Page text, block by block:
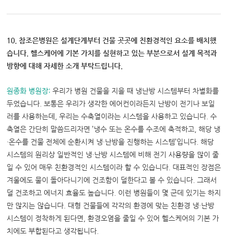
10. 참조은병원은 설계단계부터 건물 곳곳에 친환경적인 요소를 배치했
습니다. 헬스케어에 기본 가치를 실현하고 있는 부분으로서 설계 목적과
방향에 대해 자세한 소개 부탁드립니다.
원종화 병원장: 우리가 병원 건물을 지을 때 냉난방 시스템부터 차별화를
두었습니다. 보통은 우리가 생각한 에어컨이라든지 난방이 전기나 보일
러를 사용하는데, 우리는 수축열이라는 시스템을 사용하고 있습니다. 수
축열은 간단히 말씀드리자면 ’냉수 또는 온수를 수조에 축적하고, 해당 냉
·온수를 건물 전체에 순환시켜 냉·난방을 진행하는 시스템’입니다. 해당
시스템의 원리상 일반적인 냉·난방 시스템에 비해 전기 사용량을 많이 줄
일 수 있어 매우 친환경적인 시스템이라 할 수 있습니다. 대표적인 장점은
겨울에도 물이 돌아다니기에 건조함이 덜한다고 볼 수 있습니다. 그래서
덜 건조하고 에너지 효율도 높습니다. 이런 병원들이 몇 군데 있기는 하지
만 많지는 않습니다. 대형 건물들에 각각의 환경에 맞는 친환경 냉·난방
시스템이 정착하게 된다면, 환경오염을 줄일 수 있어 헬스케어의 기본 가
치에도 부합된다고 생각됩니다.